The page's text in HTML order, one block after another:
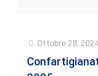
Ottobre 28,